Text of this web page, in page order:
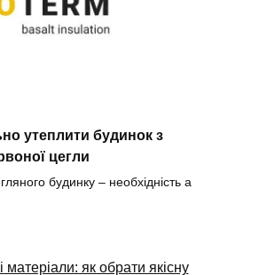
утеплити будинок з
цегли
будинку – необхідність а